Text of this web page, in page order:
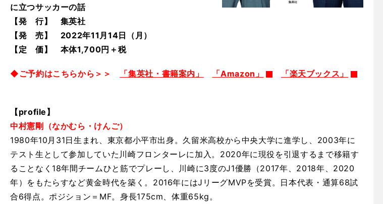
に立つサッカーの話
【発 行】 集英社
【発 売】 2022年11月14日（月）
【定 価】 本体1,700円＋税
◆ご予約はこちらから＞＞ 「集英社・書籍案内」 「Amazon」 「楽天ブックス」
【profile】
中村憲剛（なかむら・けんご）
1980年10月31日生まれ、東京都小平市出身。久留米高校から中央大学に進学し、2003年に
テスト生として参加していた川崎フロンターレに加入。2020年に現役を引退するまで移籍す
ることなく18年間チームひと筋でプレーし、川崎に3度のJ1優勝（2017年、2018年、2020
年）をもたらすなど黄金時代を築く。2016年にはJリーグMVPを受賞。日本代表・通算68試
合6得点。ポジション＝MF。身長175cm、体重65kg。